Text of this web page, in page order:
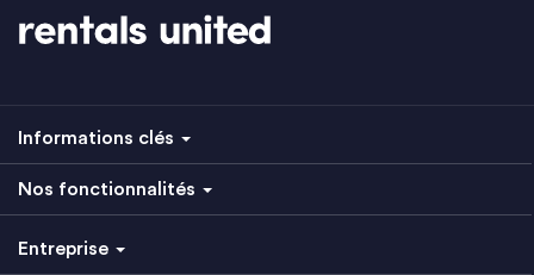
Informations clés
Nos fonctionnalités
Entreprise